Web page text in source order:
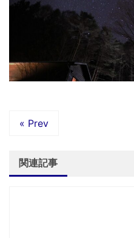
« Prev
関連記事